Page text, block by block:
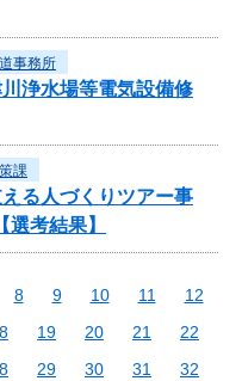
事務所
浄水場等電気設備修
課
る人づくりツアー事
考結果】
8 9 10 11
12
19 20 21
22
29 30 31
32